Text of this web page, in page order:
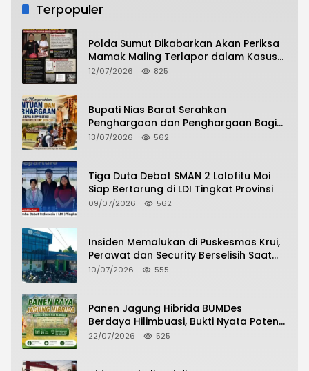
Terpopuler
Polda Sumut Dikabarkan Akan Periksa
Mamak Maling Terlapor dalam Kasus
Dugaan Penipuan Bermodus Surat
12/07/2026 825
Bupati Nias Barat Serahkan
Penghargaan dan Penghargaan Bagi
Siswa Berprestasi Pada Pembukaan TA
13/07/2026 562
Tiga Duta Debat SMAN 2 Lolofitu Moi
Siap Bertarung di LDI Tingkat Provinsi
09/07/2026 562
Insiden Memalukan di Puskesmas Krui,
Perawat dan Security Berselisih Saat
Pelayanan Pasien Berlangsung
10/07/2026 555
Panen Jagung Hibrida BUMDes
Berdaya Hilimbuasi, Bukti Nyata Potensi
Pertanian Desa
22/07/2026 525